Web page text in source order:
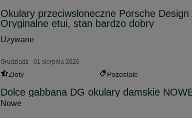
Okulary przeciwsłoneczne Porsche Design
Oryginalne etui, stan bardzo dobry
Używane
Grudziądz - 01 sierpnia 2026
Złoty Pozostałe
Dolce gabbana DG okulary damskie
Nowe